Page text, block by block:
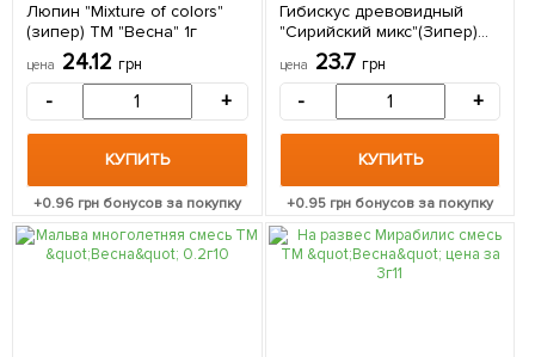
Люпин "Mixture of colors"
(зипер) ТМ "Весна" 1г
цена 24.12 грн
- +
КУПИТЬ
+0.96 грн бонусов за покупку
Гибискус древовидный
"Сирийский микс"(Зипер)
ТМ "Весна" 0,3г
цена 23.7 грн
- +
КУПИТЬ
+0.95 грн бонусов за покупку